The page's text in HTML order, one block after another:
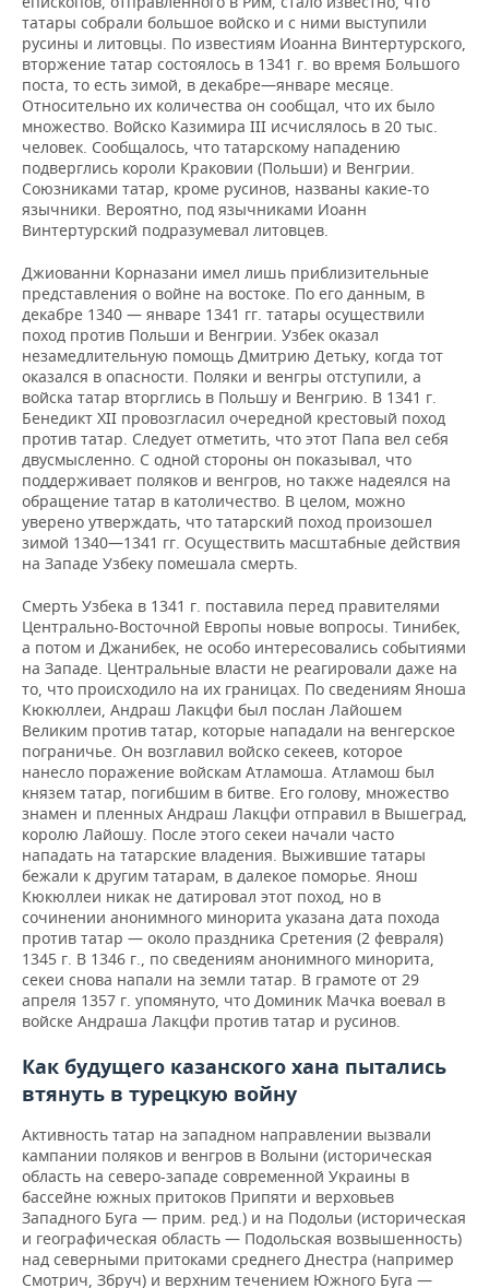
татары собрали большое войско и с ними выступили
русины и литовцы. По известиям Иоанна Винтертурского,
вторжение татар состоялось в 1341 г. во время Большого
поста, то есть зимой, в декабре—январе месяце.
Относительно их количества он сообщал, что их было
множество. Войско Казимира ІІІ исчислялось в 20 тыс.
человек. Сообщалось, что татарскому нападению
подверглись короли Краковии (Польши) и Венгрии.
Союзниками татар, кроме русинов, названы какие-то
язычники. Вероятно, под язычниками Иоанн
Винтертурский подразумевал литовцев.
Джиованни Корназани имел лишь приблизительные
представления о войне на востоке. По его данным, в
декабре 1340 — январе 1341 гг. татары осуществили
поход против Польши и Венгрии. Узбек оказал
незамедлительную помощь Дмитрию Детьку, когда тот
оказался в опасности. Поляки и венгры отступили, а
войска татар вторглись в Польшу и Венгрию. В 1341 г.
Бенедикт XII провозгласил очередной крестовый поход
против татар. Следует отметить, что этот Папа вел себя
двусмысленно. С одной стороны он показывал, что
поддерживает поляков и венгров, но также надеялся на
обращение татар в католичество. В целом, можно
уверено утверждать, что татарский поход произошел
зимой 1340—1341 гг. Осуществить масштабные действия
на Западе Узбеку помешала смерть.
Смерть Узбека в 1341 г. поставила перед правителями
Центрально-Восточной Европы новые вопросы. Тинибек,
а потом и Джанибек, не особо интересовались событиями
на Западе. Центральные власти не реагировали даже на
то, что происходило на их границах. По сведениям Яноша
Кюкюллеи, Андраш Лакцфи был послан Лайошем
Великим против татар, которые нападали на венгерское
пограничье. Он возглавил войско секеев, которое
нанесло поражение войскам Атламоша. Атламош был
князем татар, погибшим в битве. Его голову, множество
знамен и пленных Андраш Лакцфи отправил в Вышеград,
королю Лайошу. После этого секеи начали часто
нападать на татарские владения. Выжившие татары
бежали к другим татарам, в далекое поморье. Янош
Кюкюллеи никак не датировал этот поход, но в
сочинении анонимного минорита указана дата похода
против татар — около праздника Сретения (2 февраля)
1345 г. В 1346 г., по сведениям анонимного минорита,
секеи снова напали на земли татар. В грамоте от 29
апреля 1357 г. упомянуто, что Доминик Мачка воевал в
войске Андраша Лакцфи против татар и русинов.
Как будущего казанского хана пытались
втянуть в турецкую войну
Активность татар на западном направлении вызвали
кампании поляков и венгров в Волыни (историческая
область на северо-западе современной Украины в
бассейне южных притоков Припяти и верховьев
Западного Буга — прим. ред.) и на Подольи (историческая
и географическая область — Подольская возвышенность)
над северными притоками среднего Днестра (например
Смотрич, Збруч) и верхним течением Южного Буга —